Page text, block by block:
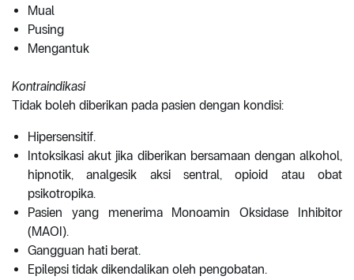
Mual
Pusing
Mengantuk
Kontraindikasi
Tidak boleh diberikan pada pasien dengan kondisi:
Hipersensitif.
Intoksikasi akut jika diberikan bersamaan dengan alkohol,
hipnotik, analgesik aksi sentral, opioid atau obat
psikotropika.
Pasien yang menerima Monoamin Oksidase Inhibitor
(MAOI).
Gangguan hati berat.
Epilepsi tidak dikendalikan oleh pengobatan.